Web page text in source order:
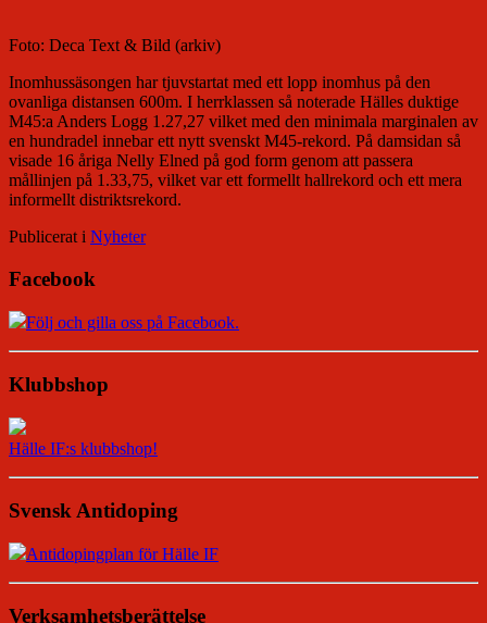
Foto: Deca Text & Bild (arkiv)
Inomhussäsongen har tjuvstartat med ett lopp inomhus på den
ovanliga distansen 600m. I herrklassen så noterade Hälles duktige
M45:a Anders Logg 1.27,27 vilket med den minimala marginalen av
en hundradel innebar ett nytt svenskt M45-rekord. På damsidan så
visade 16 åriga Nelly Elned på god form genom att passera
mållinjen på 1.33,75, vilket var ett formellt hallrekord och ett mera
informellt distriktsrekord.
Publicerat i Nyheter
Facebook
Följ och gilla oss på Facebook.
Klubbshop
Hälle IF:s klubbshop!
Svensk Antidoping
Antidopingplan för Hälle IF
Verksamhetsberättelse